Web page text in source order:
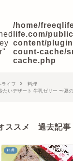
/home/
life.com/
content/
count-cache/
cache.php
ライフ
料理
たいデザート 牛乳ゼリー 〜夏
ススメ 過去記事
お気に入りのもの